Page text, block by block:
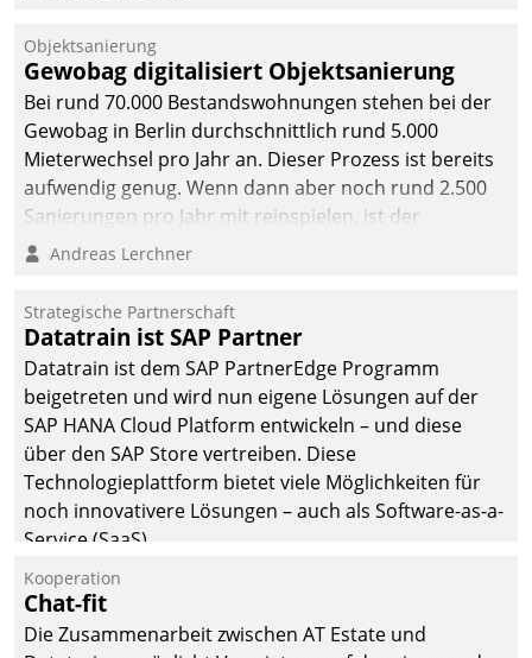
Objektsanierung
Gewobag digitalisiert Objektsanierung
Bei rund 70.000 Bestandswohnungen stehen bei der
Gewobag in Berlin durchschnittlich rund 5.000
Mieterwechsel pro Jahr an. Dieser Prozess ist bereits
aufwendig genug. Wenn dann aber noch rund 2.500
Sanierungen pro Jahr mit reinspielen, ist der
Betreuungs- und Organisationsaufwand immens. Im
kommunale Wohnungsbauunternehmen daher
gemeinsam mit der Berliner Datatrain GmbH den
Teilprozess der Objektsanierung digitalisiert.
Andreas Lerchner
Strategische Partnerschaft
Datatrain ist SAP Partner
Datatrain ist dem SAP PartnerEdge Programm
beigetreten und wird nun eigene Lösungen auf der
SAP HANA Cloud Platform entwickeln – und diese
über den SAP Store vertreiben. Diese
Technologieplattform bietet viele Möglichkeiten für
noch innovativere Lösungen – auch als Software-as-a-
Service (SaaS).
Kooperation
Chat-fit
Die Zusammenarbeit zwischen AT Estate und